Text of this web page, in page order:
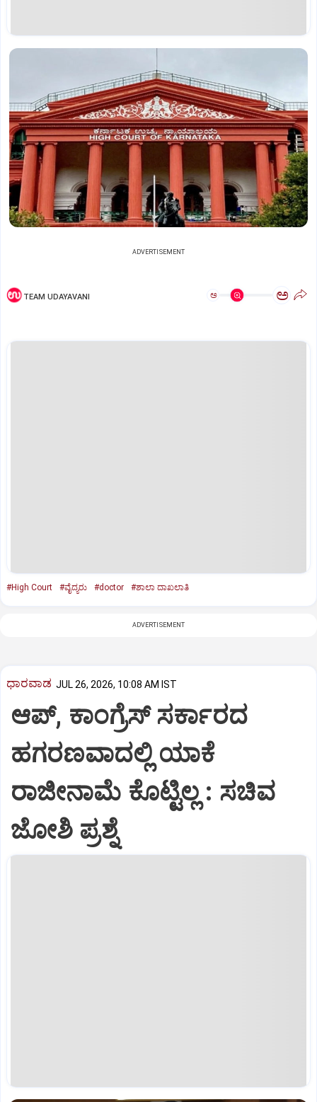
ADVERTISEMENT
TEAM UDAYAVANI ಅ ಅ
#High Court #ವೈದ್ಯರು #doctor #ಶಾಲಾ ದಾಖಲಾತಿ
ADVERTISEMENT
ಧಾರವಾಡ JUL 26, 2026, 10:08 AM IST
ಆಪ್, ಕಾಂಗ್ರೆಸ್ ಸರ್ಕಾರದ
ಹಗರಣವಾದಲ್ಲಿ ಯಾಕೆ
ರಾಜೀನಾಮೆ ಕೊಟ್ಟಿಲ್ಲ : ಸಚಿವ
ಜೋಶಿ ಪ್ರಶ್ನೆ